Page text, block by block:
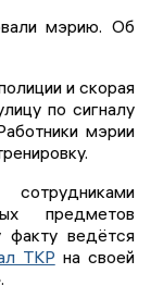
мэрию. Об
и скорая
по сигналу
мэрии
предметов
ведётся
ТКР на своей